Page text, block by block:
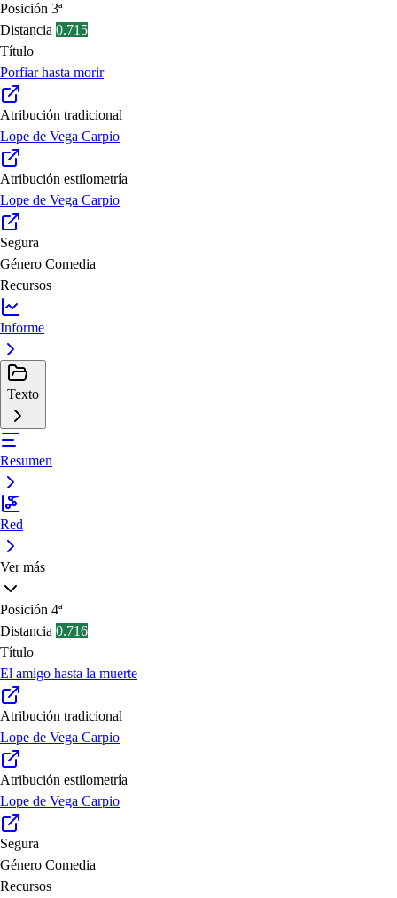
Posición 3ª
Distancia 0.715
Título
Porfiar hasta morir
Atribución tradicional
Lope de Vega Carpio
Atribución estilometría
Lope de Vega Carpio
Segura
Género Comedia
Recursos
Informe
Texto
Resumen
Red
Ver más
Posición 4ª
Distancia 0.716
Título
El amigo hasta la muerte
Atribución tradicional
Lope de Vega Carpio
Atribución estilometría
Lope de Vega Carpio
Segura
Género Comedia
Recursos